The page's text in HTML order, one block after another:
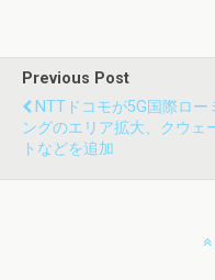
Previous Post
NTTドコモが5G国際ロー
ングのエリア拡大、クウェ
トなどを追加